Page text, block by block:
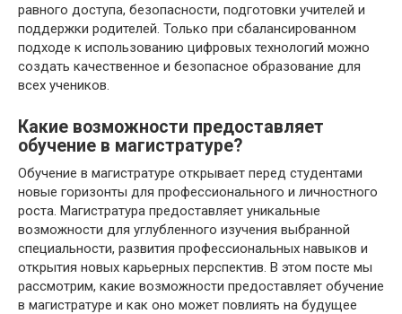
равного доступа, безопасности, подготовки учителей и
поддержки родителей. Только при сбалансированном
подходе к использованию цифровых технологий можно
создать качественное и безопасное образование для
всех учеников.
Какие возможности предоставляет
обучение в магистратуре?
Обучение в магистратуре открывает перед студентами
новые горизонты для профессионального и личностного
роста. Магистратура предоставляет уникальные
возможности для углубленного изучения выбранной
специальности, развития профессиональных навыков и
открытия новых карьерных перспектив. В этом посте мы
рассмотрим, какие возможности предоставляет обучение
в магистратуре и как оно может повлиять на будущее